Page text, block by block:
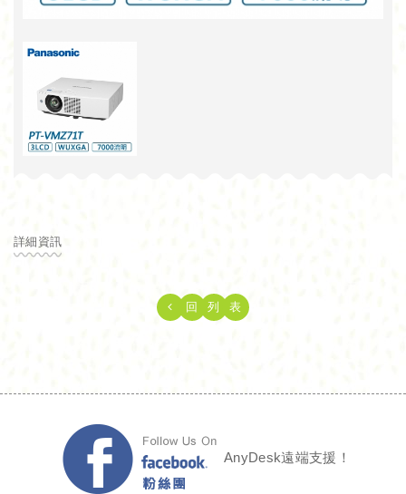
詳細資訊
回 列 表
AnyDesk遠端支援！